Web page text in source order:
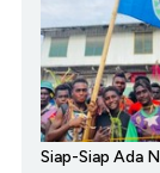
Siap-Siap Ada